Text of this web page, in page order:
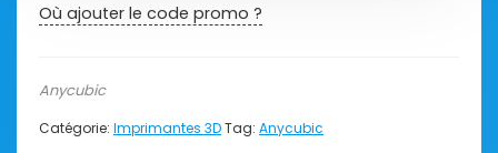
Où ajouter le code promo ?
Anycubic
Catégorie: Imprimantes 3DTag: Anycubic